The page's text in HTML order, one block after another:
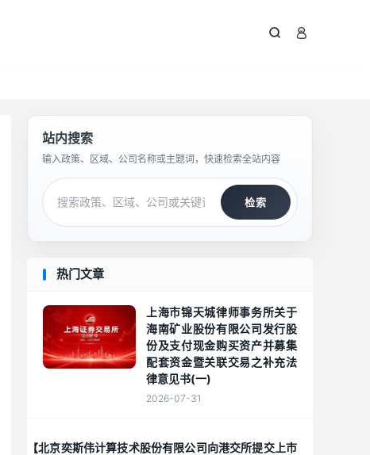
 
站内搜索
输入政策、区域、公司名称或主题词，快速检索全站内容
检索
热门文章
上海市锦天城律师事务所关于
海南矿业股份有限公司发行股
份及支付现金购买资产并募集
配套资金暨关联交易之补充法
律意见书(一)
2026-07-31
【北京奕斯伟计算技术股份有限公司向港交所提交上市